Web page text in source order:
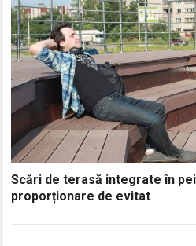
Scări de terasă integrate în
proporționare de evitat